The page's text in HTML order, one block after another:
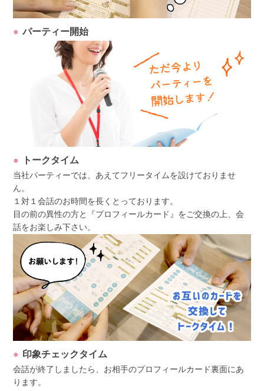
パーティー開始
トークタイム
当社パーティーでは、あえてフリータイムを設けておりませ
ん。
１対１会話のお時間を長くとっております。
目の前の異性の方と『プロフィールカード』をご交換の上、会
話をお楽しみ下さい。
印象チェックタイム
会話が終了しましたら、お相手のプロフィールカード裏面にあ
ります。